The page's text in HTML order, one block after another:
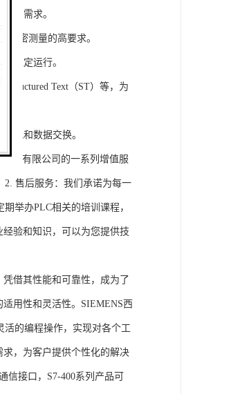
的需求。
精密测量的高要求。
稳定运行。
Text（ST）等，为
讯和数据交换。
海)有限公司的一系列增值服
2. 售后服务：我们承诺为每一
举办PLC相关的培训课程，
验和知识，可以为您提供技
借其性能和可靠性，成为了
用性和灵活性。SIEMENS西
活的编程操作，实现对各个工
，为客户提供个性化的解决
接口，S7-400系列产品可